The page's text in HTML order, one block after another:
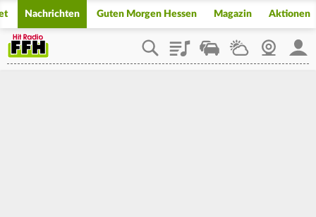
Nachrichten Guten Morgen Hessen Magazin Aktionen
PlaylistStaupilotWetterWebcam